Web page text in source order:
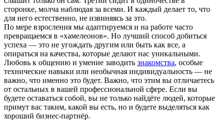
сторонке, молча наблюдая за всеми. И каждый делает то, что
для него естественно, не извиняясь за это.
По мере взросления мы адаптируемся и на работе часто
превращаемся в «хамелеонов». Но лучший способ добиться
успеха — это не угождать другим или быть как все, а
опираться на качества, которые делают нас уникальными.
Любовь к общению и умение заводить знакомства, особые
технические навыки или необычная индивидуальность — не
важно, что именно это будет. Важно, что этим вы отличаетесь
от остальных в вашей профессиональной сфере. Если вы
будете оставаться собой, вы не только найдёте людей, которые
примут вас таким, какой вы есть, но и будете выделяться как
хороший бизнес‑партнёр.